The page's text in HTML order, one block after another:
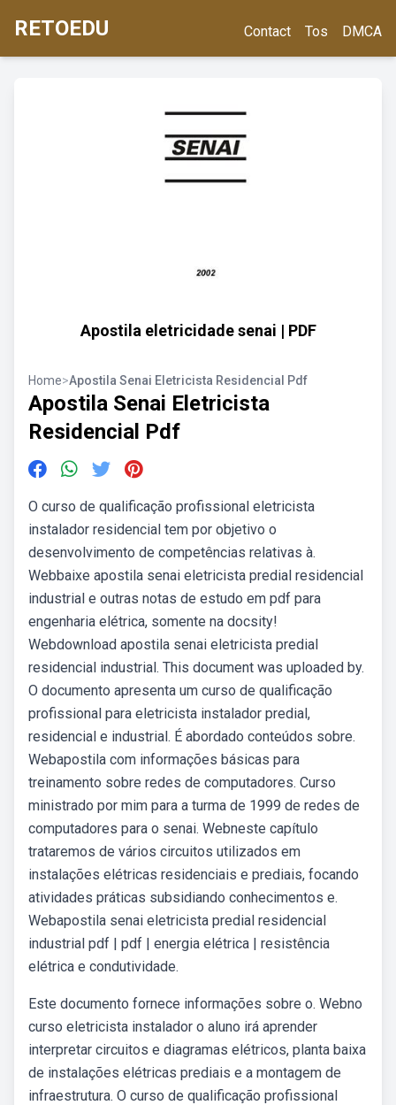
RETOEDU Contact Tos DMCA
Apostila eletricidade senai | PDF
Home>Apostila Senai Eletricista Residencial Pdf
Apostila Senai Eletricista
Residencial Pdf
O curso de qualificação profissional eletricista
instalador residencial tem por objetivo o
desenvolvimento de competências relativas à.
Webbaixe apostila senai eletricista predial residencial
industrial e outras notas de estudo em pdf para
engenharia elétrica, somente na docsity!
Webdownload apostila senai eletricista predial
residencial industrial. This document was uploaded by.
O documento apresenta um curso de qualificação
profissional para eletricista instalador predial,
residencial e industrial. É abordado conteúdos sobre.
Webapostila com informações básicas para
treinamento sobre redes de computadores. Curso
ministrado por mim para a turma de 1999 de redes de
computadores para o senai. Webneste capítulo
trataremos de vários circuitos utilizados em
instalações elétricas residenciais e prediais, focando
atividades práticas subsidiando conhecimentos e.
Webapostila senai eletricista predial residencial
industrial pdf | pdf | energia elétrica | resistência
elétrica e condutividade.
Este documento fornece informações sobre o. Webno
curso eletricista instalador o aluno irá aprender
interpretar circuitos e diagramas elétricos, planta baixa
de instalações elétricas prediais e a montagem de
infraestrutura. O curso de qualificação profissional